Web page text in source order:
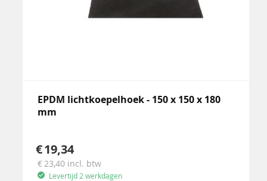
EPDM lichtkoepelhoek - 150 x 150 x 180
mm
19,34
23,40 incl. btw
Levertijd 2 werkdagen